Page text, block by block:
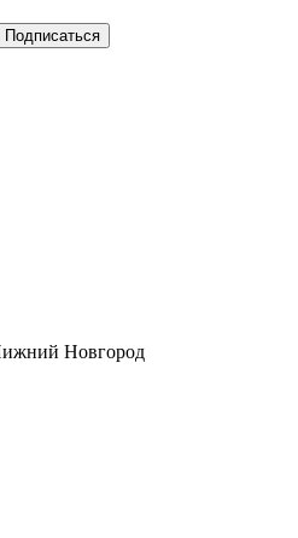
Новгород